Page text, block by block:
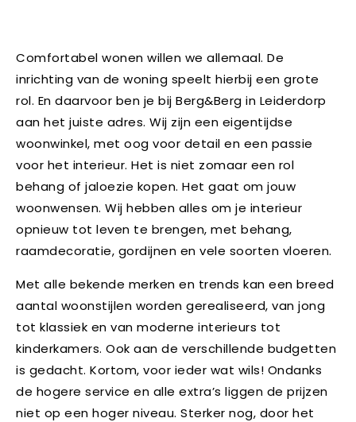
Comfortabel wonen willen we allemaal. De
inrichting van de woning speelt hierbij een grote
rol. En daarvoor ben je bij Berg&Berg in Leiderdorp
aan het juiste adres. Wij zijn een eigentijdse
woonwinkel, met oog voor detail en een passie
voor het interieur. Het is niet zomaar een rol
behang of jaloezie kopen. Het gaat om jouw
woonwensen. Wij hebben alles om je interieur
opnieuw tot leven te brengen, met behang,
raamdecoratie, gordijnen en vele soorten vloeren.
Met alle bekende merken en trends kan een breed
aantal woonstijlen worden gerealiseerd, van jong
tot klassiek en van moderne interieurs tot
kinderkamers. Ook aan de verschillende budgetten
is gedacht. Kortom, voor ieder wat wils! Ondanks
de hogere service en alle extra’s liggen de prijzen
niet op een hoger niveau. Sterker nog, door het